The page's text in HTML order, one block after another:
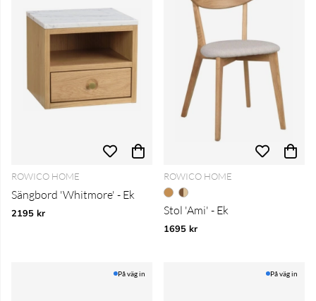
ROWICO HOME
Sängbord 'Whitmore' - Ek
2195 kr
ROWICO HOME
Stol 'Ami' - Ek
1695 kr
På väg in På väg in